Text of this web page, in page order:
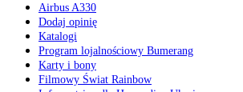
Airbus A330
Dodaj opinię
Katalogi
Program lojalnościowy Bumerang
Karty i bony
Filmowy Świat Rainbow